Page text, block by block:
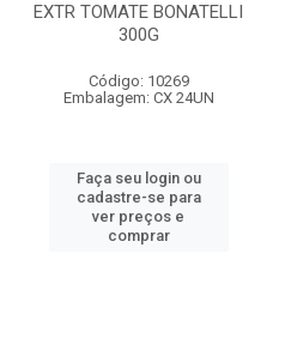
EXTR TOMATE BONATELLI
300G
Código: 10269
Embalagem: CX 24UN
Faça seu login ou
cadastre-se para
ver preços e
comprar